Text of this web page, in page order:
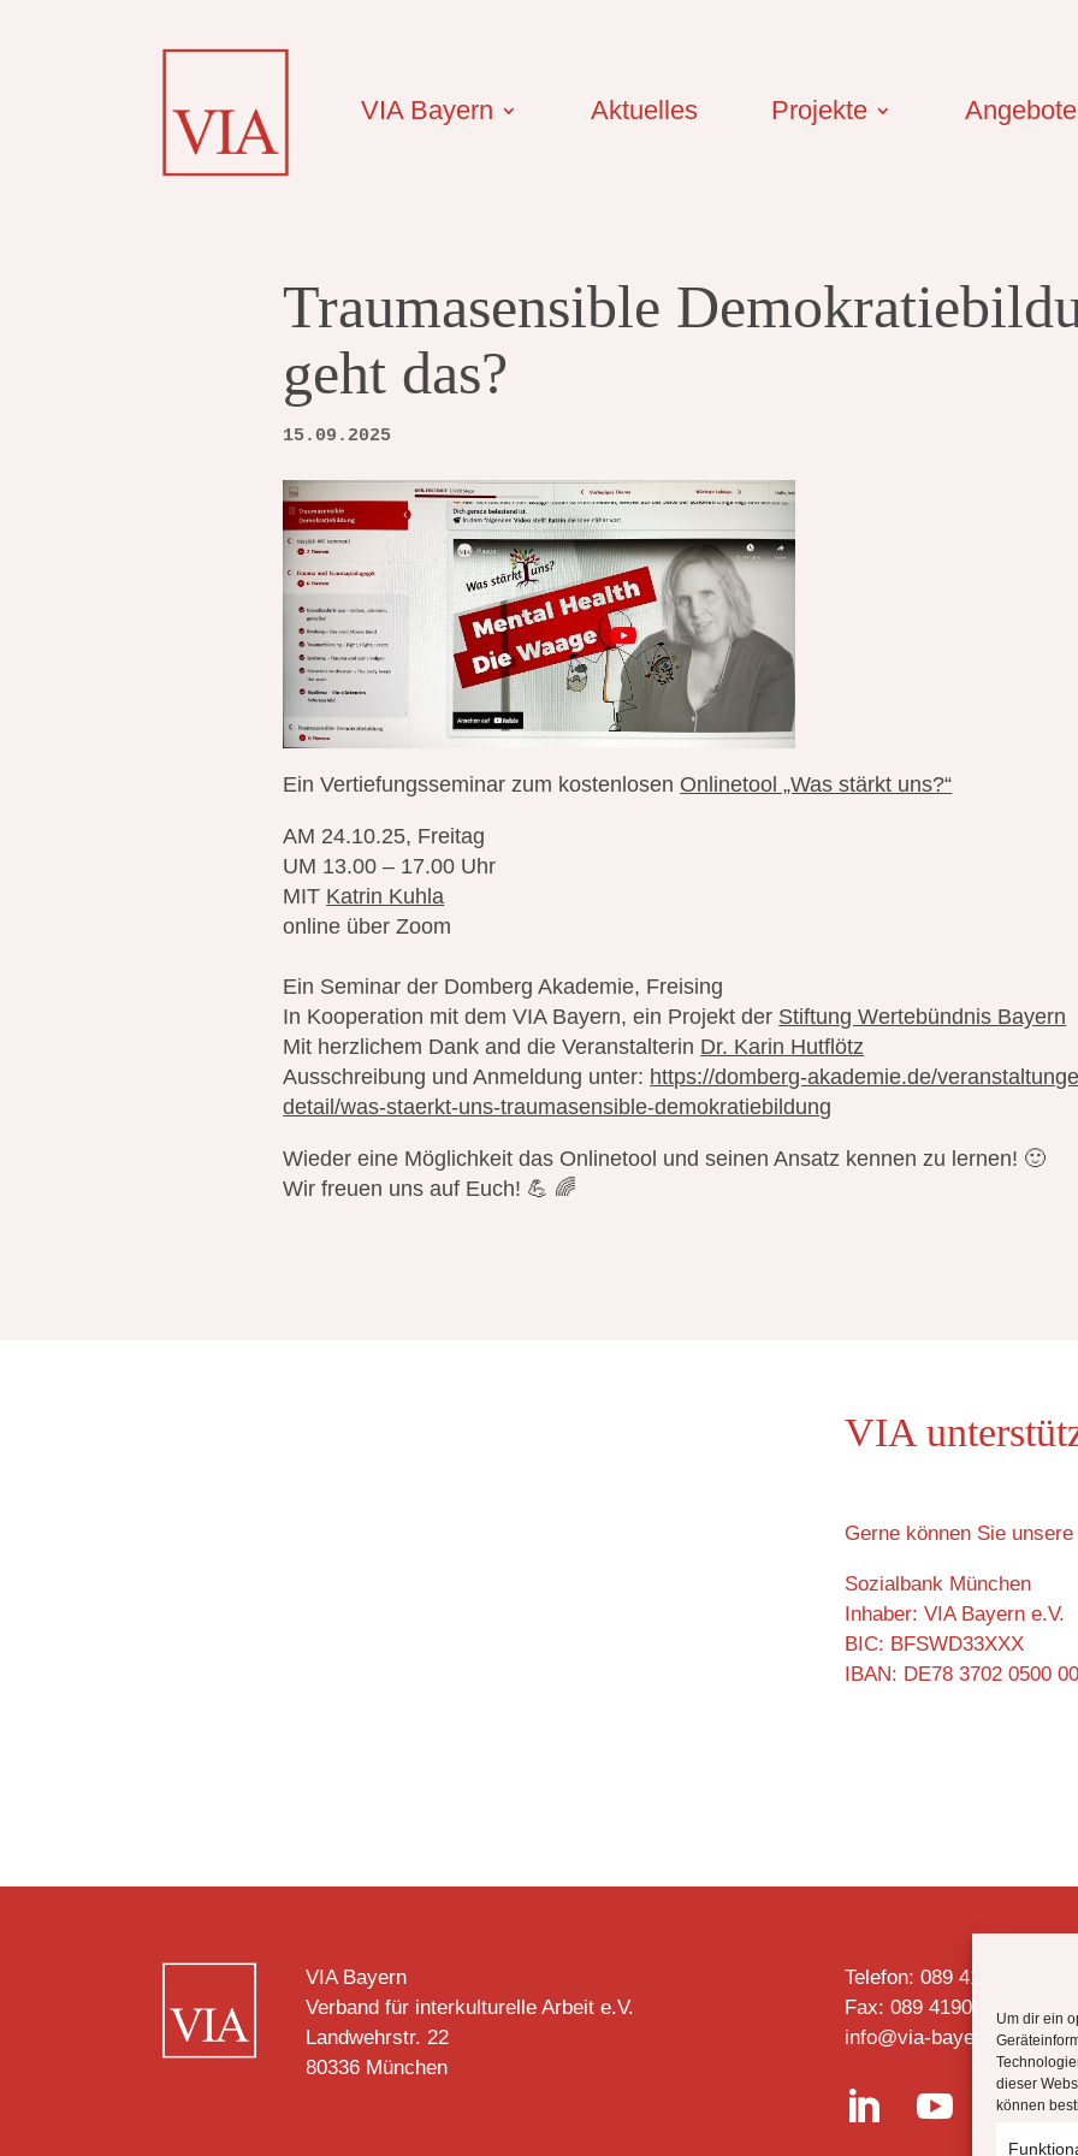
Um dir ein
dieser
können
VIA Bayern Aktuelles Projekte Angebote
Traumasensible
geht das?
15.09.2025
Ein Vertiefungsseminar zum kostenlosen Onlinetool „Was stärkt uns?“
AM 24.10.25, Freitag
UM 13.00 – 17.00 Uhr
MIT Katrin Kuhla
online über Zoom
Ein Seminar der Domberg Akademie, Freising
In Kooperation mit dem VIA Bayern, ein Projekt der Stiftung Wertebündnis Bayern
Mit herzlichem Dank and die Veranstalterin Dr. Karin Hutflötz
Ausschreibung und Anmeldung unter: https://domberg-akademie.de/
detail/was-staerkt-uns-traumasensible-demokratiebildung
Wieder eine Möglichkeit das Onlinetool und seinen Ansatz kennen zu lernen! 🙂
Wir freuen uns auf Euch! 💪 🌈
VIA
Gerne können Sie
Sozialbank München
Inhaber: VIA Bayern e.V.
BIC: BFSWD33XXX
IBAN: DE78 3702 0500
VIA Bayern
Verband für interkulturelle Arbeit e.V.
Landwehrstr. 22
80336 München
Telefon: 089 4190 2728
Fax: 089 4190 2727
info@via-bayern.de
 